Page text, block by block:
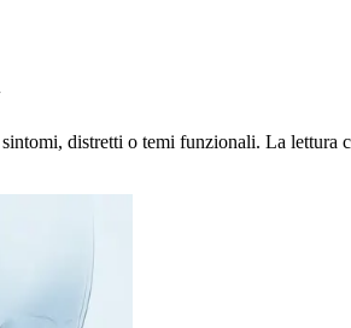
distretti o temi funzionali. La lettura